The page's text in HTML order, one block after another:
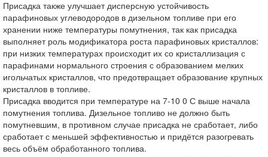
Присадка также улучшает дисперсную устойчивость
парафиновых углеводородов в дизельном топливе при его
хранении ниже температуры помутнения, так как присадка
выполняет роль модификатора роста парафиновых кристаллов:
при низких температурах происходит их со кристаллизация с
парафинами нормального строения с образованием мелких
игольчатых кристаллов, что предотвращает образование крупных
кристаллов в топливе.
Присадка вводится при температуре на 7-10 0 С выше начала
помутнения топлива. Дизельное топливо не должно быть
помутневшим, в противном случае присадка не сработает, либо
сработает с меньшей эффективностью и придётся разогревать
весь объём обработанного топлива.